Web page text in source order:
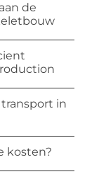
de
in
kosten?